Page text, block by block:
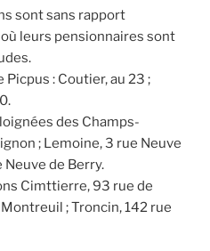
sont sans rapport
leurs pensionnaires sont
: Coutier, au 23 ;
des Champs-
; Lemoine, 3 rue Neuve
Neuve de Berry.
Cimttierre, 93 rue de
; Troncin, 142 rue